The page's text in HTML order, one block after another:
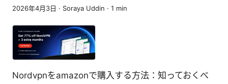
2026年4月3日 · Soraya Uddin · 1 min
Nordvpnをamazonで購入する方法：知っておくべ